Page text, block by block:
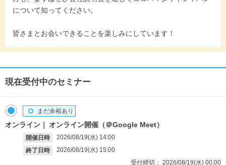
について知ってください。
皆さまとお会いできることを楽しみにしています！
現在受付中のセミナー
オンライン オンライン開催（＠Google Meet）
開催日時 2026/08/19(水) 14:00
終了日時
2026/08/19(水) 15:00
まだ余裕あり
受付締切： 2026/08/19(水) 00:00